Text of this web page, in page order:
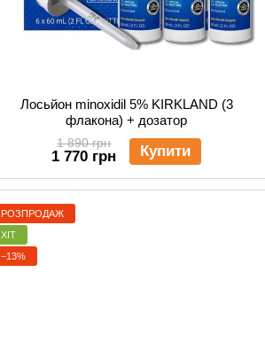
Лосьйон minoxidil 5% KIRKLAND (3
флакона) + дозатор
1 890 грн
1 770 грн Купити
РОЗПРОДАЖ
ХІТ
−13%